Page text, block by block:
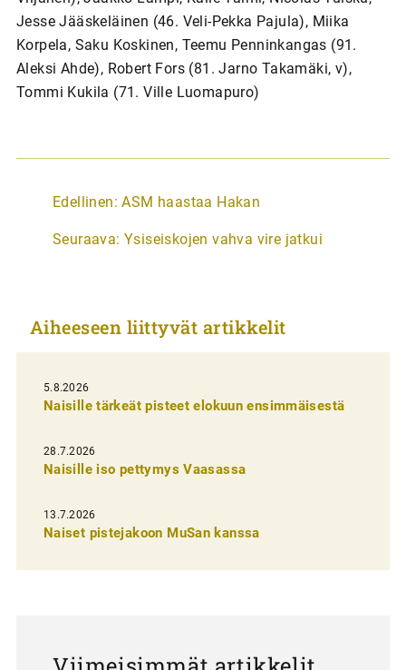
Jesse Jääskeläinen (46. Veli-Pekka Pajula), Miika
Korpela, Saku Koskinen, Teemu Penninkangas (91.
Aleksi Ahde), Robert Fors (81. Jarno Takamäki, v),
Tommi Kukila (71. Ville Luomapuro)
A
t
k
e
l
i
e
n
e
Edellinen: ASM haastaa Hakan
Seuraava: Ysiseiskojen vahva vire jatkui
Aiheeseen liittyvät artikkelit
5.8.2026
Naisille tärkeät pisteet elokuun ensimmäisestä
28.7.2026
Naisille iso pettymys Vaasassa
13.7.2026
Naiset pistejakoon MuSan kanssa